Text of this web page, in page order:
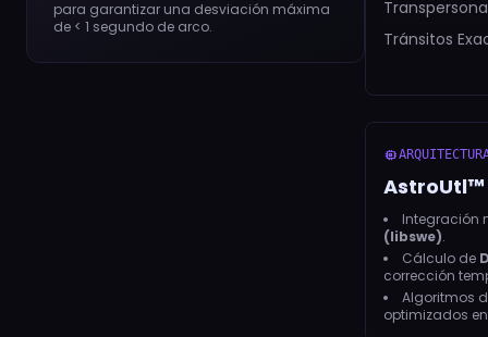
para garantizar una desviación máxima
de < 1 segundo de arco.
Tránsitos
memory
AstroUtl™
Integración
(libswe).
Cálculo de
corrección
Algoritmos
optimizados